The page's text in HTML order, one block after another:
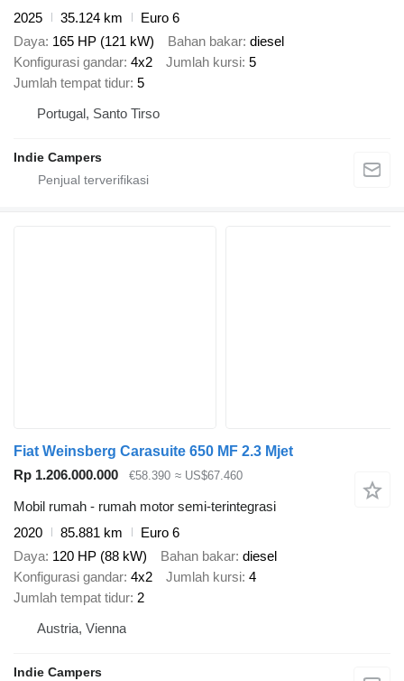
2025
35.124 km
Euro 6
Daya 165 HP (121 kW) Bahan bakar diesel
Konfigurasi gandar 4x2 Jumlah kursi 5
Jumlah tempat tidur 5
Portugal, Santo Tirso
Indie Campers
Fiat Weinsberg Carasuite 650 MF 2.3 Mjet
Rp 1.206.000.000
€58.390 ≈ US$67.460
Mobil rumah - rumah motor semi-terintegrasi
2020
85.881 km
Euro 6
Daya 120 HP (88 kW) Bahan bakar diesel
Konfigurasi gandar 4x2 Jumlah kursi 4
Jumlah tempat tidur 2
Austria, Vienna
Indie Campers